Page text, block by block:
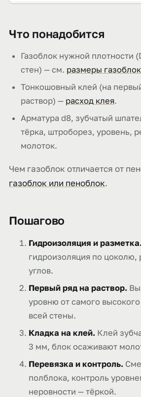
Что понадобится
Газоблок нужной плотности
стен) — см. размеры
Тонкошовный клей (на
раствор) — расход клея.
Арматура d8, зубчатый
тёрка, штроборез, уровень,
молоток.
Чем газоблок отличается от
газоблок или пеноблок.
Пошагово
Гидроизоляция и
гидроизоляция по цоколю,
углов.
Первый ряд на раствор.
уровню от самого высокого
всей стены.
Кладка на клей. Клей
3 мм, блок осаживают
Перевязка и контроль.
полблока, контроль
неровности — тёркой.